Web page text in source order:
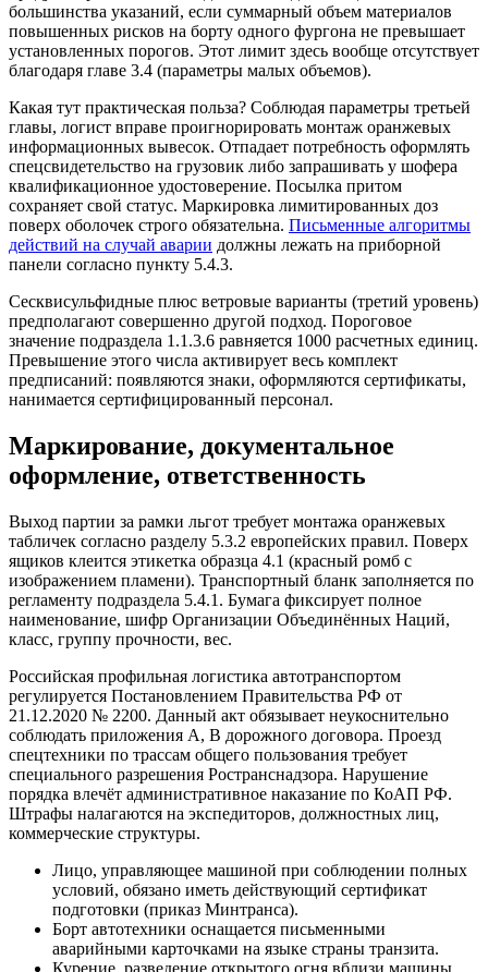
большинства указаний, если суммарный объем материалов
повышенных рисков на борту одного фургона не превышает
установленных порогов. Этот лимит здесь вообще отсутствует
благодаря главе 3.4 (параметры малых объемов).
Какая тут практическая польза? Соблюдая параметры третьей
главы, логист вправе проигнорировать монтаж оранжевых
информационных вывесок. Отпадает потребность оформлять
спецсвидетельство на грузовик либо запрашивать у шофера
квалификационное удостоверение. Посылка притом
сохраняет свой статус. Маркировка лимитированных доз
поверх оболочек строго обязательна. Письменные алгоритмы
действий на случай аварии должны лежать на приборной
панели согласно пункту 5.4.3.
Сесквисульфидные плюс ветровые варианты (третий уровень)
предполагают совершенно другой подход. Пороговое
значение подраздела 1.1.3.6 равняется 1000 расчетных единиц.
Превышение этого числа активирует весь комплект
предписаний: появляются знаки, оформляются сертификаты,
нанимается сертифицированный персонал.
Маркирование, документальное
оформление, ответственность
Выход партии за рамки льгот требует монтажа оранжевых
табличек согласно разделу 5.3.2 европейских правил. Поверх
ящиков клеится этикетка образца 4.1 (красный ромб с
изображением пламени). Транспортный бланк заполняется по
регламенту подраздела 5.4.1. Бумага фиксирует полное
наименование, шифр Организации Объединённых Наций,
класс, группу прочности, вес.
Российская профильная логистика автотранспортом
регулируется Постановлением Правительства РФ от
21.12.2020 № 2200. Данный акт обязывает неукоснительно
соблюдать приложения А, В дорожного договора. Проезд
спецтехники по трассам общего пользования требует
специального разрешения Ространснадзора. Нарушение
порядка влечёт административное наказание по КоАП РФ.
Штрафы налагаются на экспедиторов, должностных лиц,
коммерческие структуры.
Лицо, управляющее машиной при соблюдении полных
условий, обязано иметь действующий сертификат
подготовки (приказ Минтранса).
Борт автотехники оснащается письменными
аварийными карточками на языке страны транзита.